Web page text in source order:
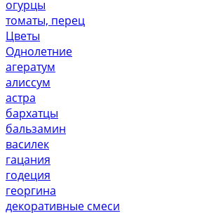
огурцы
томаты, перец
Цветы
Однолетние
агератум
алиссум
астра
бархатцы
бальзамин
василек
гацания
годеция
георгина
декоративные смеси